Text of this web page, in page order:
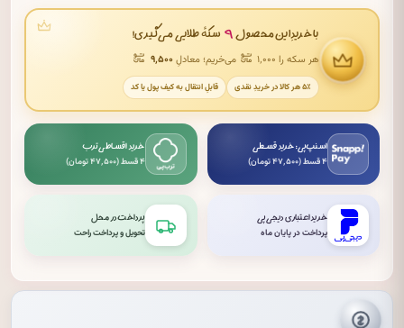
با خریدِ این محصول ۹ سکهٔ طلایی می‌گیری!
هر سکه را ۱٬۰۰۰ می‌خریم؛ معادلِ۹٬۵۰۰
۵٪ هر کالا در خریدِ نقدی قابلِ انتقال به کیف پول یا کد
اسنپ‌پی: خرید قسطی
۴ قسط (۴۷٬۵۰۰ تومان)
خرید اقساطی ترب
۴ قسط (۴۷٬۵۰۰ تومان)
خرید اعتباری دیجی‌پی
پرداخت در پایان ماه
پرداخت در محل
تحویل و پرداخت راحت